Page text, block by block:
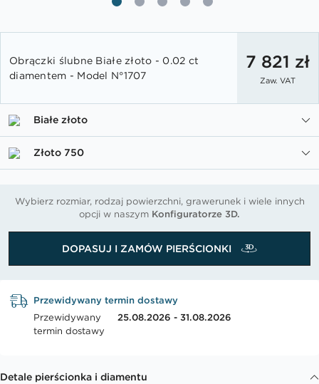
początek
galerii
Obrączki ślubne Białe złoto - 0.02 ct
diamentem - Model N°1707
7 821 zł
Zaw. VAT
Białe złoto
Złoto 750
Wybierz rozmiar, rodzaj powierzchni, grawerunek i wiele innych
opcji w naszym Konfiguratorze 3D.
DOPASUJ I ZAMÓW PIERŚCIONKI
Przewidywany termin dostawy
Przewidywany
termin dostawy
25.08.2026 - 31.08.2026
Detale pierścionka i diamentu